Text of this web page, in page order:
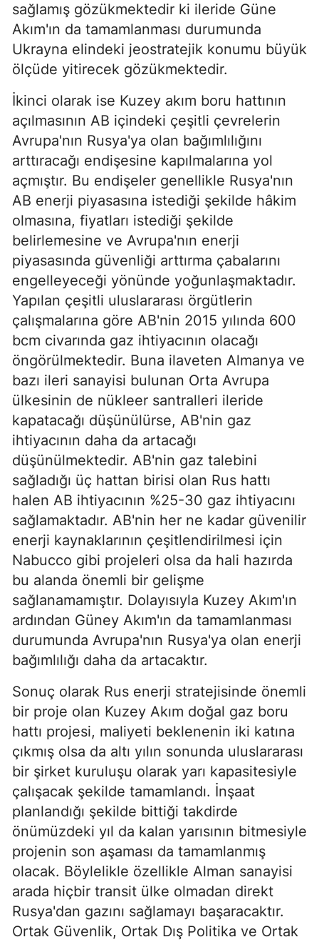
sağlamış gözükmektedir ki ileride Güne
Akım'ın da tamamlanması durumunda
Ukrayna elindeki jeostratejik konumu büyük
ölçüde yitirecek gözükmektedir.
İkinci olarak ise Kuzey akım boru hattının
açılmasının AB içindeki çeşitli çevrelerin
Avrupa'nın Rusya'ya olan bağımlılığını
arttıracağı endişesine kapılmalarına yol
açmıştır. Bu endişeler genellikle Rusya'nın
AB enerji piyasasına istediği şekilde hâkim
olmasına, fiyatları istediği şekilde
belirlemesine ve Avrupa'nın enerji
piyasasında güvenliği arttırma çabalarını
engelleyeceği yönünde yoğunlaşmaktadır.
Yapılan çeşitli uluslararası örgütlerin
çalışmalarına göre AB'nin 2015 yılında 600
bcm civarında gaz ihtiyacının olacağı
öngörülmektedir. Buna ilaveten Almanya ve
bazı ileri sanayisi bulunan Orta Avrupa
ülkesinin de nükleer santralleri ileride
kapatacağı düşünülürse, AB'nin gaz
ihtiyacının daha da artacağı
düşünülmektedir. AB'nin gaz talebini
sağladığı üç hattan birisi olan Rus hattı
halen AB ihtiyacının %25-30 gaz ihtiyacını
sağlamaktadır. AB'nin her ne kadar güvenilir
enerji kaynaklarının çeşitlendirilmesi için
Nabucco gibi projeleri olsa da hali hazırda
bu alanda önemli bir gelişme
sağlanamamıştır. Dolayısıyla Kuzey Akım'ın
ardından Güney Akım'ın da tamamlanması
durumunda Avrupa'nın Rusya'ya olan enerji
bağımlılığı daha da artacaktır.
Sonuç olarak Rus enerji stratejisinde önemli
bir proje olan Kuzey Akım doğal gaz boru
hattı projesi, maliyeti beklenenin iki katına
çıkmış olsa da altı yılın sonunda uluslararası
bir şirket kuruluşu olarak yarı kapasitesiyle
çalışacak şekilde tamamlandı. İnşaat
planlandığı şekilde bittiği takdirde
önümüzdeki yıl da kalan yarısının bitmesiyle
projenin son aşaması da tamamlanmış
olacak. Böylelikle özellikle Alman sanayisi
arada hiçbir transit ülke olmadan direkt
Rusya'dan gazını sağlamayı başaracaktır.
Ortak Güvenlik, Ortak Dış Politika ve Ortak